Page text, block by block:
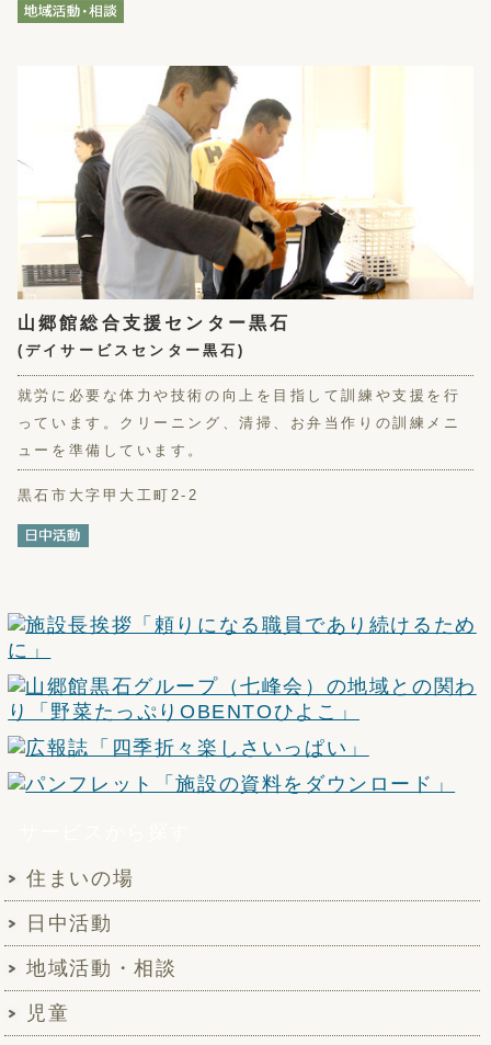
山郷館総合支援センター黒石
(デイサービスセンター黒石)
就労に必要な体力や技術の向上を目指して訓練や支援を行
っています。クリーニング、清掃、お弁当作りの訓練メニ
ューを準備しています。
黒石市大字甲大工町2-2
住まいの場
日中活動
地域活動・相談
児童